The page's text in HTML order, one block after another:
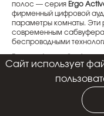
полос — серия Ergo
фирменный цифровой
параметры комнаты. Эти
современным
беспроводными
подвесWave Surroundв
НЧ-диффузорами и
Wave Surround —
увеличенный линейный
контролируемого
характерный для Canton
Cайт использует